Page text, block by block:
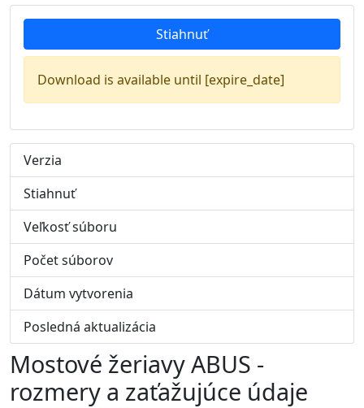
Stiahnuť
Download is available until [expire_date]
Verzia
Stiahnuť
Veľkosť súboru
Počet súborov
Dátum vytvorenia
Posledná aktualizácia
Mostové žeriavy ABUS -
rozmery a zaťažujúce údaje